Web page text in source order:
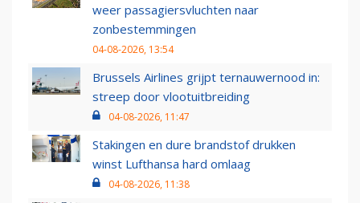
weer passagiersvluchten naar
zonbestemmingen
04-08-2026, 13:54
Brussels Airlines grijpt ternauwernood in:
streep door vlootuitbreiding
04-08-2026, 11:47
Stakingen en dure brandstof drukken
winst Lufthansa hard omlaag
04-08-2026, 11:38